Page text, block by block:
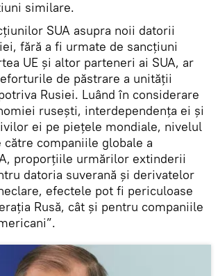
similare.
SUA asupra noii datorii
fără a fi urmate de sancțiuni
UE și altor parteneri ai SUA, ar
de păstrare a unității
Rusiei. Luând în considerare
rusești, interdependența ei și
ei pe piețele mondiale, nivelul
către companiile globale a
proporțiile urmărilor extinderii
datoria suverană și derivatelor
efectele pot fi periculoase
Rusă, cât și pentru companiile